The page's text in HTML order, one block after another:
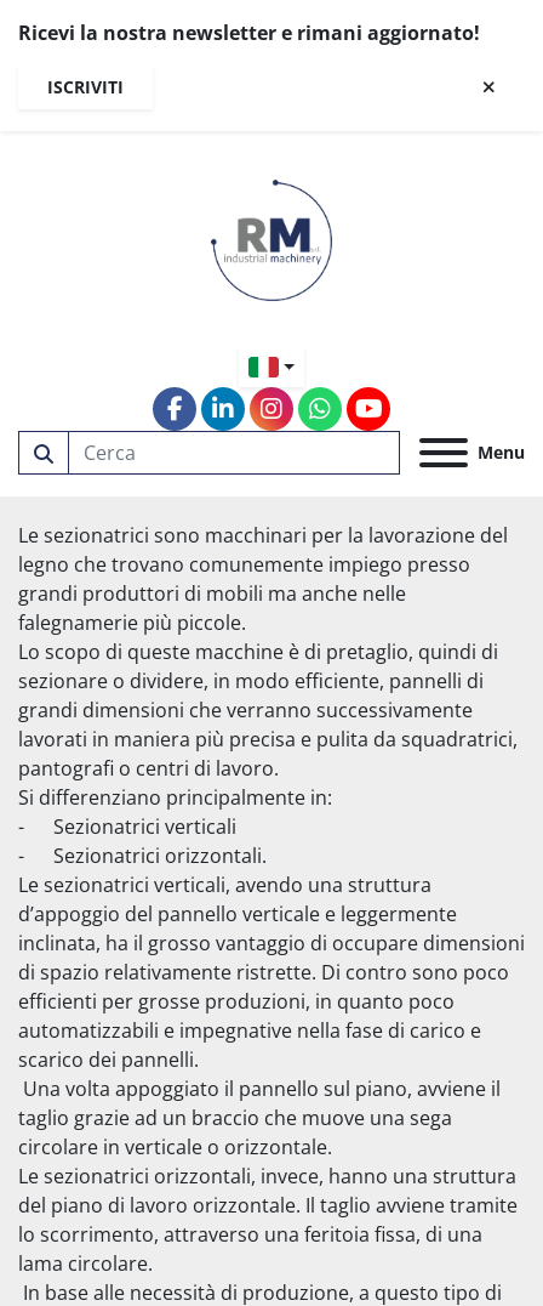
Ricevi la nostra newsletter e rimani aggiornato!
ISCRIVITI
Menu
facebook
linkedininstagram
whatsapp
youtube
Le sezionatrici sono macchinari per la lavorazione del
legno che trovano comunemente impiego presso
grandi produttori di mobili ma anche nelle
falegnamerie più piccole.
Lo scopo di queste macchine è di pretaglio, quindi di
sezionare o dividere, in modo efficiente, pannelli di
grandi dimensioni che verranno successivamente
lavorati in maniera più precisa e pulita da squadratrici,
pantografi o centri di lavoro.
Si differenziano principalmente in:
-      Sezionatrici verticali
-      Sezionatrici orizzontali.
Le sezionatrici verticali, avendo una struttura
d’appoggio del pannello verticale e leggermente
inclinata, ha il grosso vantaggio di occupare dimensioni
di spazio relativamente ristrette. Di contro sono poco
efficienti per grosse produzioni, in quanto poco
automatizzabili e impegnative nella fase di carico e
scarico dei pannelli.
taglio grazie ad un braccio che muove una sega
circolare in verticale o orizzontale.
Le sezionatrici orizzontali, invece, hanno una struttura
del piano di lavoro orizzontale. Il taglio avviene tramite
lo scorrimento, attraverso una feritoia fissa, di una
lama circolare.